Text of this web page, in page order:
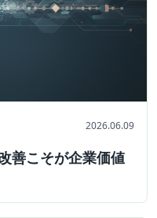
2026.06.09
善こそが企業価値